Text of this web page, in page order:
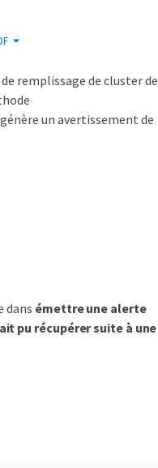
remplissage de cluster de
un avertissement de
dans émettre une alerte
pu récupérer suite à une